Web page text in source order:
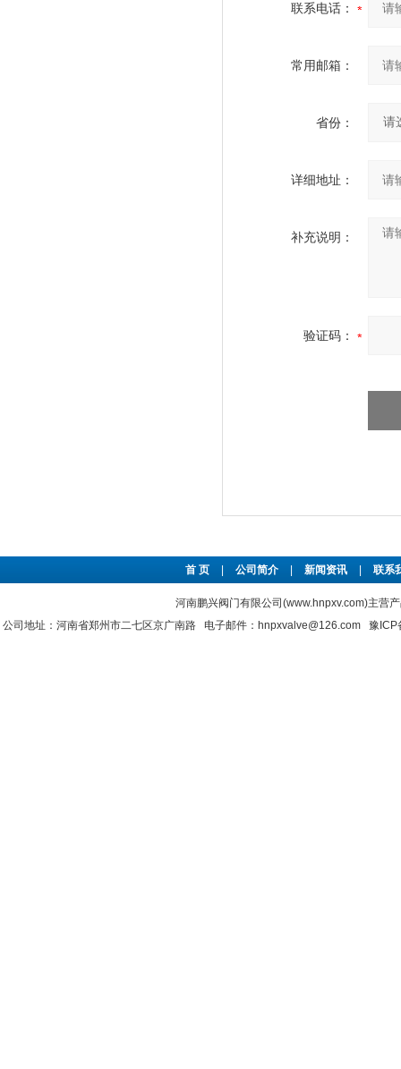
联系电话：
常用邮箱：
省份：
详细地址：
补充说明：
验证码：
首 页 公司简介 新闻资讯 联系
河南鹏兴阀门有限公司(www.hnpxv.com)主营
公司地址：河南省郑州市二七区京广南路 电子邮件：hnpxvalve@126.com 豫ICP